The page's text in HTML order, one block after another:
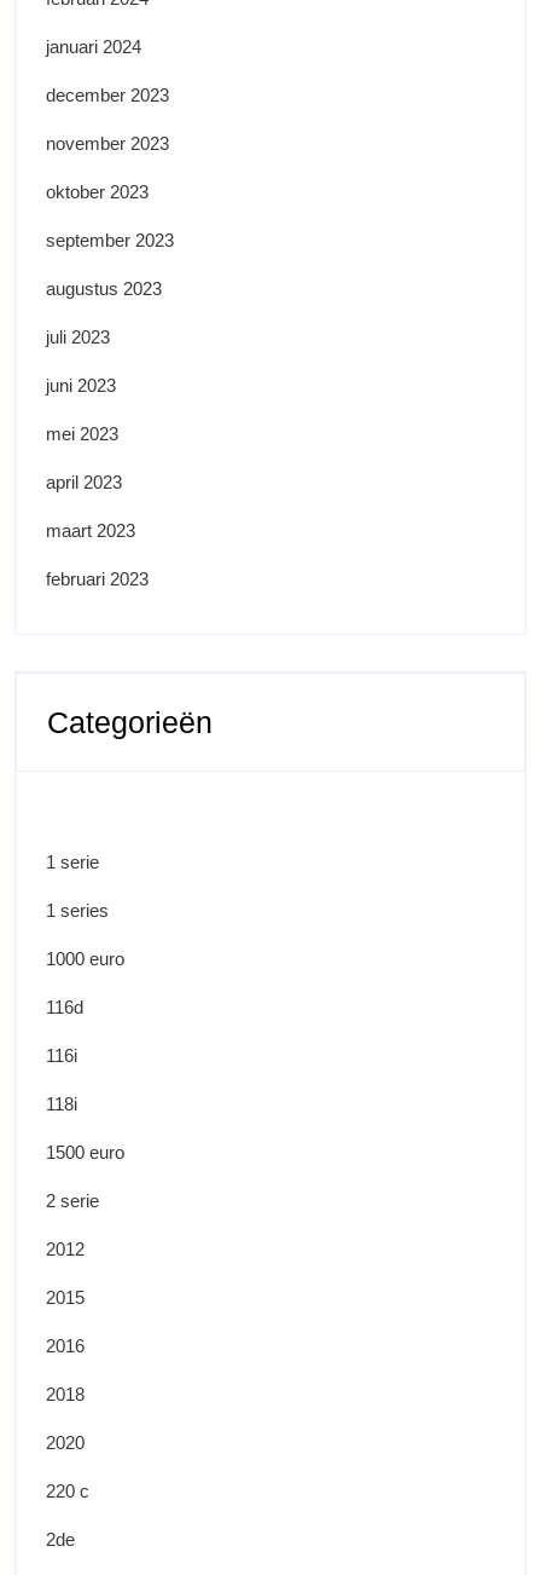
januari 2024
december 2023
november 2023
oktober 2023
september 2023
augustus 2023
juli 2023
juni 2023
mei 2023
april 2023
maart 2023
februari 2023
Categorieën
1 serie
1 series
1000 euro
116d
116i
118i
1500 euro
2 serie
2012
2015
2016
2018
2020
220 c
2de